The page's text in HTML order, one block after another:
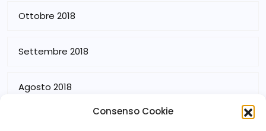
Consenso Cookie
Ottobre 2018
Settembre 2018
Agosto 2018